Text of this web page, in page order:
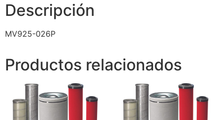
Descripción
MV925-026P
Productos relacionados